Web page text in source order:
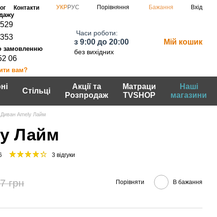
Контакти УКРРУС Порівняння Бажання Вхід
06
вам?
Часи роботи:
з 9:00 до 20:00
без вихідних
Мій кошик
Стільці
Акції та
Розпродаж
Матраци
TVSHOP
Наші
магазини
Диван Amely Лайм
Лайм
3 відгуки
грн Порівняти В бажання